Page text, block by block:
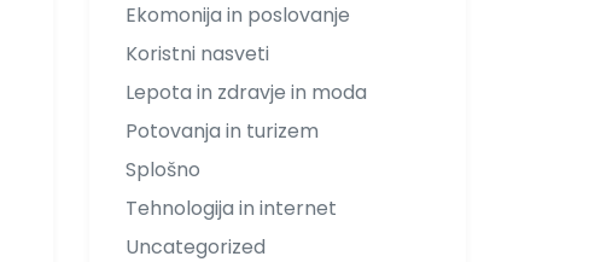
Ekomonija in poslovanje
Koristni nasveti
Lepota in zdravje in moda
Potovanja in turizem
Splošno
Tehnologija in internet
Uncategorized